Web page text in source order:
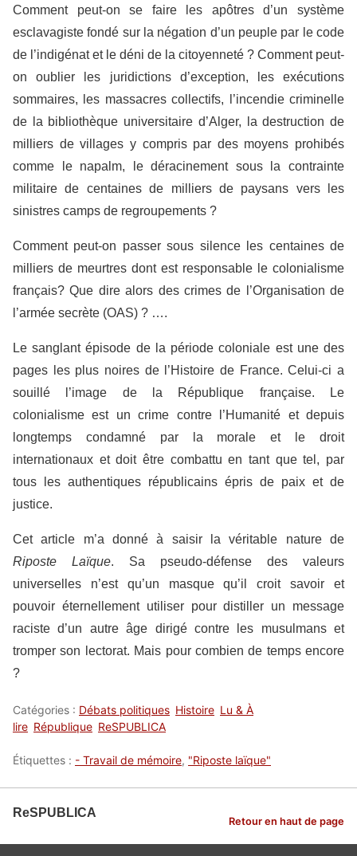
Comment peut-on se faire les apôtres d’un système
esclavagiste fondé sur la négation d’un peuple par le code
de l’indigénat et le déni de la citoyenneté ? Comment peut-
on oublier les juridictions d’exception, les exécutions
sommaires, les massacres collectifs, l’incendie criminelle
de la bibliothèque universitaire d’Alger, la destruction de
milliers de villages y compris par des moyens prohibés
comme le napalm, le déracinement sous la contrainte
militaire de centaines de milliers de paysans vers les
sinistres camps de regroupements ?
Comment peut-on passer sous silence les centaines de
milliers de meurtres dont est responsable le colonialisme
français? Que dire alors des crimes de l’Organisation de
l’armée secrète (OAS) ? ….
Le sanglant épisode de la période coloniale est une des
pages les plus noires de l’Histoire de France. Celui-ci a
souillé l’image de la République française. Le
colonialisme est un crime contre l’Humanité et depuis
longtemps condamné par la morale et le droit
internationaux et doit être combattu en tant que tel, par
tous les authentiques républicains épris de paix et de
justice.
Cet article m’a donné à saisir la véritable nature de
Riposte Laïque. Sa pseudo-défense des valeurs
universelles n’est qu’un masque qu’il croit savoir et
pouvoir éternellement utiliser pour distiller un message
raciste d’un autre âge dirigé contre les musulmans et
tromper son lectorat. Mais pour combien de temps encore
?
Catégories : Débats politiques Histoire Lu & À
lire République ReSPUBLICA
Étiquettes : - Travail de mémoire, "Riposte laïque"
ReSPUBLICA
Retour en haut de page